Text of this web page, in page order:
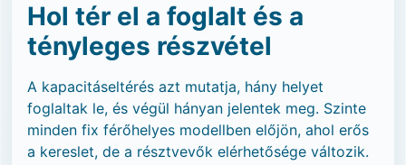
Hol tér el a foglalt és a
tényleges részvétel
A kapacitáseltérés azt mutatja, hány helyet
foglaltak le, és végül hányan jelentek meg. Szinte
minden fix férőhelyes modellben előjön, ahol erős
a kereslet, de a résztvevők elérhetősége változik.